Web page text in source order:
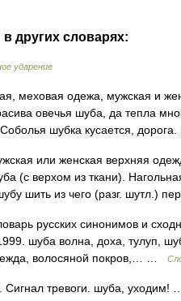
других словарях:
ударение
меховая одежа, мужская и
овечья шуба, да тепла
шубка кусается,
или женская верхняя
(с верхом из ткани).
шить из чего (разг. шутл.)
русских синонимов и
шуба волна, доха, тулуп,
волосяной покров,… …
тревоги. шуба, уходим!